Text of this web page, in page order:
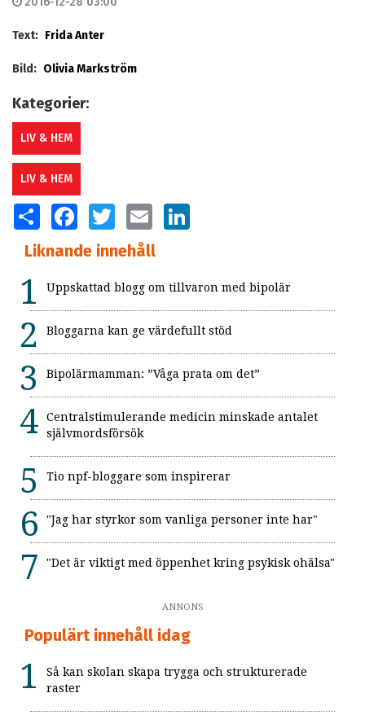
Text: Frida Anter
Bild: Olivia Markström
Kategorier:
LIV & HEM
LIV & HEM
SHARE FACEBOOKTWITTER EMAIL
Liknande innehåll
Uppskattad blogg om tillvaron med bipolär
Bloggarna kan ge värdefullt stöd
Bipolärmamman: ”Våga prata om det”
Centralstimulerande medicin minskade antalet
självmordsförsök
Tio npf-bloggare som inspirerar
"Jag har styrkor som vanliga personer inte har"
"Det är viktigt med öppenhet kring psykisk ohälsa"
ANNONS
Populärt innehåll idag
Så kan skolan skapa trygga och strukturerade
raster